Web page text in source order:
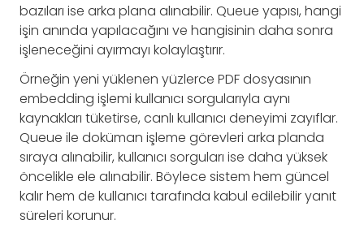
bazıları ise arka plana alınabilir. Queue yapısı, hangi
işin anında yapılacağını ve hangisinin daha sonra
işleneceğini ayırmayı kolaylaştırır.
Örneğin yeni yüklenen yüzlerce PDF dosyasının
embedding işlemi kullanıcı sorgularıyla aynı
kaynakları tüketirse, canlı kullanıcı deneyimi zayıflar.
Queue ile doküman işleme görevleri arka planda
sıraya alınabilir, kullanıcı sorguları ise daha yüksek
öncelikle ele alınabilir. Böylece sistem hem güncel
kalır hem de kullanıcı tarafında kabul edilebilir yanıt
süreleri korunur.